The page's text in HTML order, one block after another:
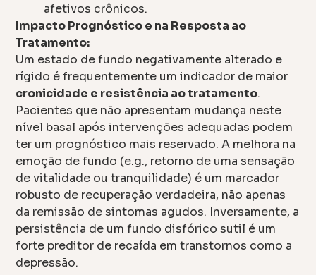
afetivos crônicos.
Impacto Prognóstico e na Resposta ao
Tratamento:
Um estado de fundo negativamente alterado e
rígido é frequentemente um indicador de maior
cronicidade e resistência ao tratamento.
Pacientes que não apresentam mudança neste
nível basal após intervenções adequadas podem
ter um prognóstico mais reservado. A melhora na
emoção de fundo (e.g., retorno de uma sensação
de vitalidade ou tranquilidade) é um marcador
robusto de recuperação verdadeira, não apenas
da remissão de sintomas agudos. Inversamente, a
persistência de um fundo disfórico sutil é um
forte preditor de recaída em transtornos como a
depressão.